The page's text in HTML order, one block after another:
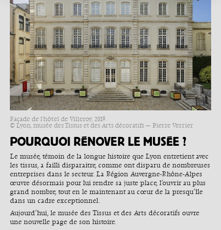
Façade de l'hôtel de Villeroy, 2019.
© Lyon, musée des Tissus et des Arts décoratifs — Pierre Verrier
POURQUOI RÉNOVER LE MUSÉE ?
Le musée, témoin de la longue histoire que Lyon entretient avec
les tissus, a failli disparaitre, comme ont disparu de nombreuses
entreprises dans le secteur. La Région Auvergne-Rhône-Alpes
œuvre désormais pour lui rendre sa juste place, l’ouvrir au plus
grand nombre, tout en le maintenant au cœur de la presqu’île
dans un cadre exceptionnel.
Aujourd’hui, le musée des Tissus et des Arts décoratifs ouvre
une nouvelle page de son histoire.